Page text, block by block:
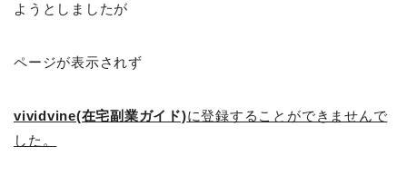
ようとしましたが
ページが表示されず
vividvine(在宅副業ガイド)に登録することができませんで
した。